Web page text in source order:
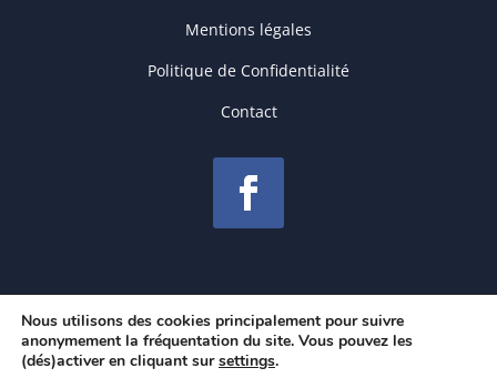
Mentions légales
Politique de Confidentialité
Contact
Nous utilisons des cookies principalement pour suivre
anonymement la fréquentation du site. Vous pouvez les
(dés)activer en cliquant sursettings.